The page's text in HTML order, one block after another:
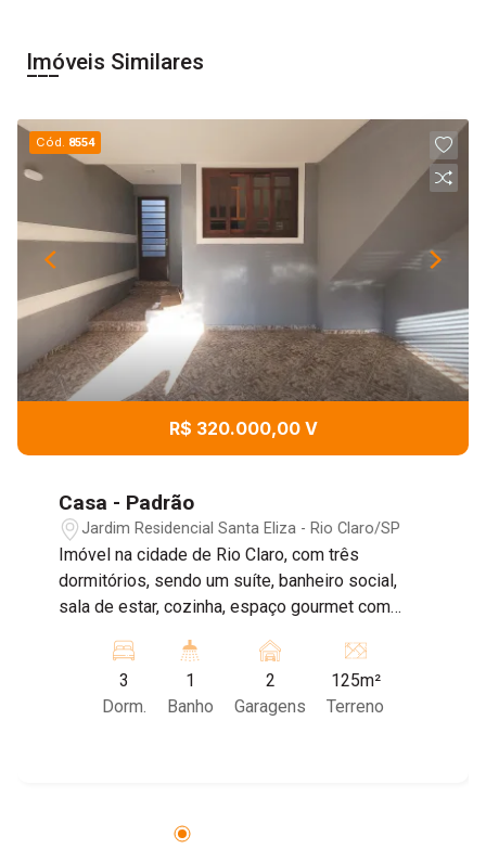
Imóveis Similares
Cód. 8554
R$ 320.000,00 V
Casa - Padrão
Jardim Residencial Santa Eliza - Rio Claro/SP
Imóvel na cidade de Rio Claro, com três
dormitórios, sendo um suíte, banheiro social,
sala de estar, cozinha, espaço gourmet com
carros com portão eletrônico. Agende sua visita
com um de nossos corretores!
3
Dorm.
1
Banho
2
Garagens
125m²
Terreno